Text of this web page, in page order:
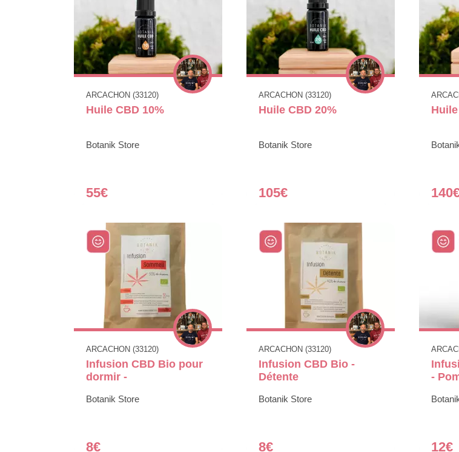
ARCACHON (33120)
Huile CBD 10%
Botanik Store
55€
ARCACHON (33120)
Huile CBD 20%
Botanik Store
105€
ARCACHON (33120)
Infusion CBD Bio pour
dormir -
Botanik Store
8€
ARCACHON (33120)
Infusion CBD Bio -
Détente
Botanik Store
8€
-
12€